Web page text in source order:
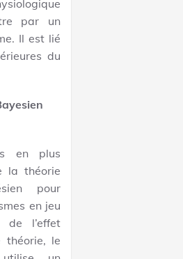
par un
Il est lié
du
en plus
la théorie
pour
en jeu
de l’effet
théorie, le